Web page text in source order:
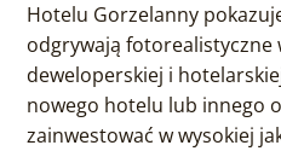
Hotelu Gorzelanny
odgrywają fotorealistyczne
deweloperskiej i
nowego hotelu lub innego
zainwestować w wysokiej